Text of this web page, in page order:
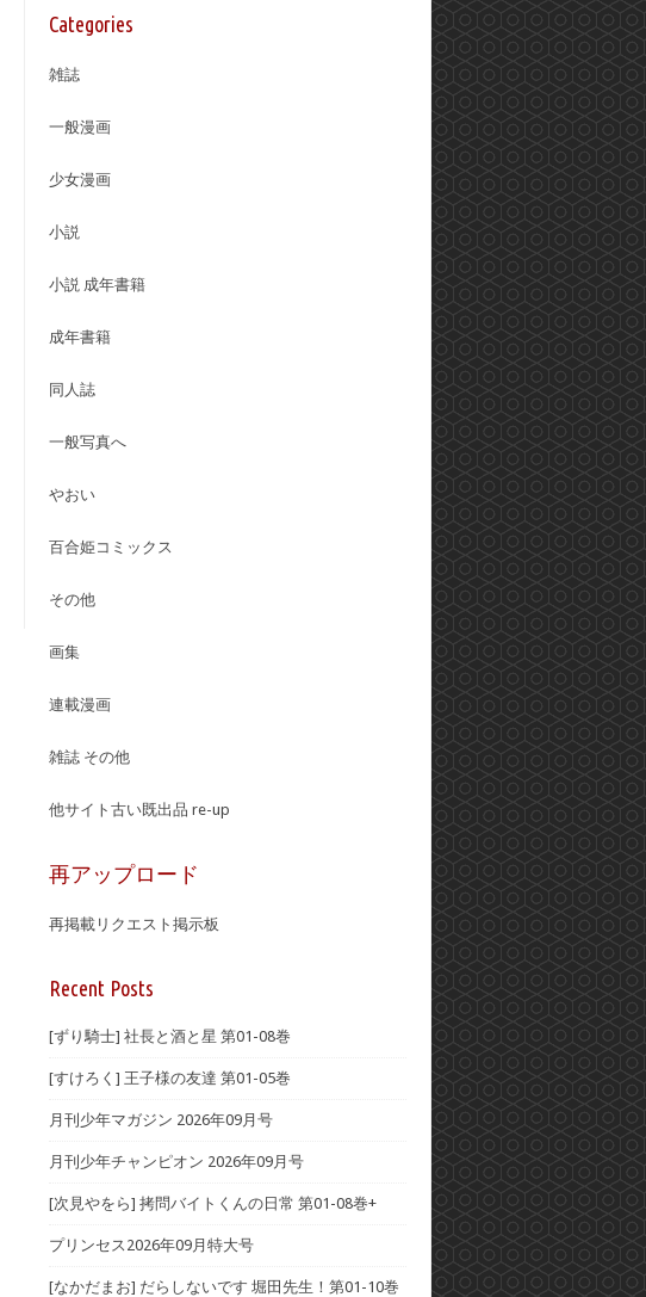
Categories
雑誌
一般漫画
少女漫画
小説
小説 成年書籍
成年書籍
同人誌
一般写真へ
やおい
百合姫コミックス
その他
画集
連載漫画
雑誌 その他
他サイト古い既出品 re-up
再アップロード
再掲載リクエスト掲示板
Recent Posts
[ずり騎士] 社長と酒と星 第01-08巻
[すけろく] 王子様の友達 第01-05巻
月刊少年マガジン 2026年09月号
月刊少年チャンピオン 2026年09月号
[次見やをら] 拷問バイトくんの日常 第01-08巻+
プリンセス2026年09月特大号
[なかだまお] だらしないです 堀田先生！第01-10巻